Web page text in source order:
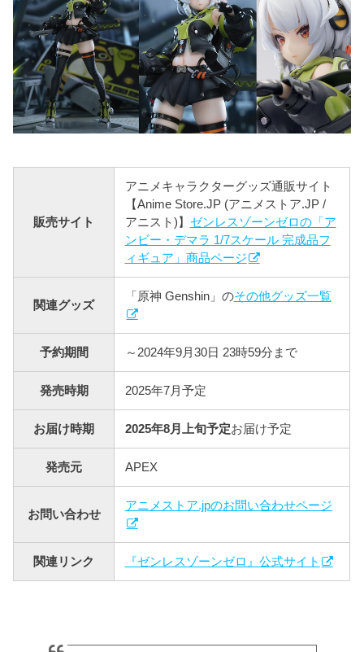
販売サイト
アニメキャラクターグッズ通販サイト
【Anime Store.JP (アニメストア.JP /
アニスト)】 ゼンレスゾーンゼロの「ア
ンビー・デマラ 1/7スケール 完成品フ
ィギュア」商品ページ
関連グッズ
「原神 Genshin」のその他グッズ一覧
予約期間 ～2024年9月30日 23時59分まで
発売時期 2025年7月予定
お届け時期 2025年8月上旬予定お届け予定
発売元 APEX
お問い合わせ
アニメストア.jpのお問い合わせページ
関連リンク 『ゼンレスゾーンゼロ』公式サイト